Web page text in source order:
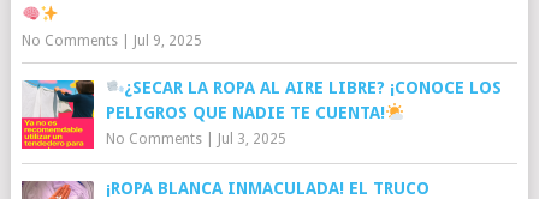
No Comments| Jul 9, 2025
¿SECAR LA ROPA AL AIRE LIBRE? ¡CONOCE LOS
PELIGROS QUE NADIE TE CUENTA!
No Comments| Jul 3, 2025
¡ROPA BLANCA INMACULADA! EL TRUCO